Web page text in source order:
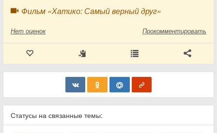
Фильм «Хатико: Самый верный друг»
Нет оценок Прокомментировать
Статусы на связанные темы: